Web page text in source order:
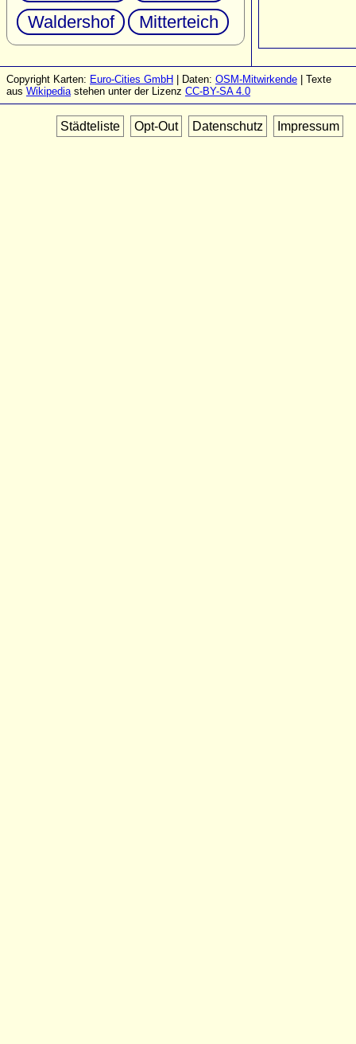
Waldershof
Mitterteich
Copyright Karten: Euro-Cities GmbH | Daten: OSM-Mitwirkende | Texte
aus Wikipediastehen unter der Lizenz CC-BY-SA 4.0
Städteliste Opt-Out Datenschutz Impressum